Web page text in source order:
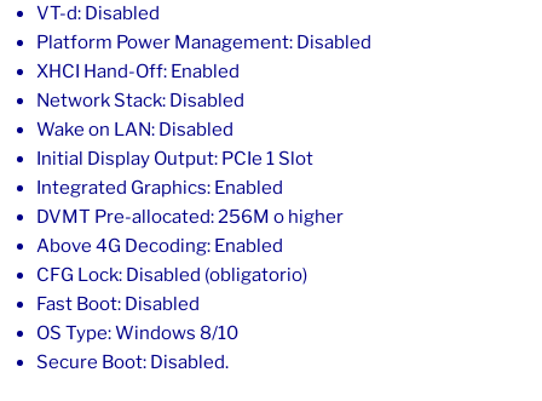
VT-d: Disabled
Platform Power Management: Disabled
XHCI Hand-Off: Enabled
Network Stack: Disabled
Wake on LAN: Disabled
Initial Display Output: PCIe 1 Slot
Integrated Graphics: Enabled
DVMT Pre-allocated: 256M o higher
Above 4G Decoding: Enabled
CFG Lock: Disabled (obligatorio)
Fast Boot: Disabled
OS Type: Windows 8/10
Secure Boot: Disabled.